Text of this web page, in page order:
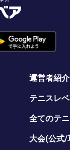
運営者紹介
テニスレ
全てのテ
大会(公式/